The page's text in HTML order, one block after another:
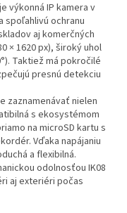
výkonná IP kamera v
spoľahlivú ochranu
aj komerčných
× 1620 px), široký uhol
Taktiež má pokročilé
presnú detekciu
zaznamenávať nielen
s ekosystémom
na microSD kartu s
Vďaka napájaniu
a flexibilná.
odolnosťou IK08
aj exteriéri počas